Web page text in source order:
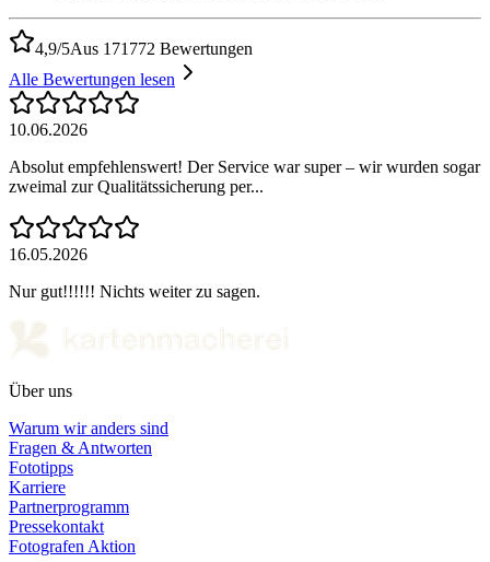
4,9/5Aus 171772 Bewertungen
Alle Bewertungen lesen
10.06.2026
Absolut empfehlenswert! Der Service war super – wir wurden sogar
zweimal zur Qualitätssicherung per...
16.05.2026
Nur gut!!!!!! Nichts weiter zu sagen.
Über uns
Warum wir anders sind
Fragen & Antworten
Fototipps
Karriere
Partnerprogramm
Pressekontakt
Fotografen Aktion